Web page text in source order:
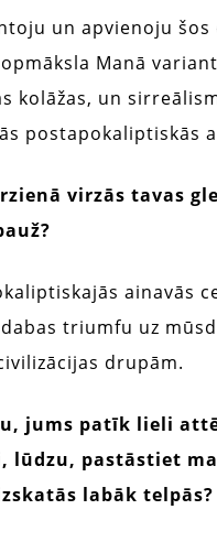
un apvienoju šos
Manā
kolāžas, un
postapokaliptiskās
virzās tavas
ainavās
triumfu uz
drupām.
jums patīk lieli
lūdzu, pastāstiet
labāk telpās?